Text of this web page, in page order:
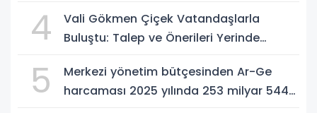
4
Vali Gökmen Çiçek Vatandaşlarla
Buluştu: Talep ve Önerileri Yerinde
5
Merkezi yönetim bütçesinden Ar-Ge
harcaması 2025 yılında 253 milyar 544